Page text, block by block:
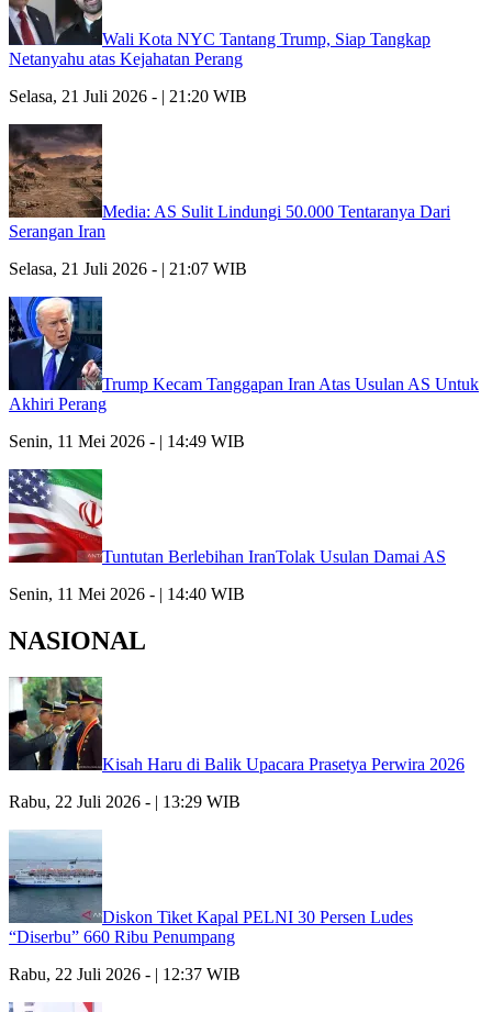
Wali Kota NYC Tantang Trump, Siap Tangkap
Netanyahu atas Kejahatan Perang
Selasa, 21 Juli 2026 - | 21:20 WIB
Media: AS Sulit Lindungi 50.000 Tentaranya Dari
Serangan Iran
Selasa, 21 Juli 2026 - | 21:07 WIB
Trump Kecam Tanggapan Iran Atas Usulan AS Untuk
Akhiri Perang
Senin, 11 Mei 2026 - | 14:49 WIB
Tuntutan Berlebihan IranTolak Usulan Damai AS
Senin, 11 Mei 2026 - | 14:40 WIB
NASIONAL
Kisah Haru di Balik Upacara Prasetya Perwira 2026
Rabu, 22 Juli 2026 - | 13:29 WIB
Diskon Tiket Kapal PELNI 30 Persen Ludes
“Diserbu” 660 Ribu Penumpang
Rabu, 22 Juli 2026 - | 12:37 WIB